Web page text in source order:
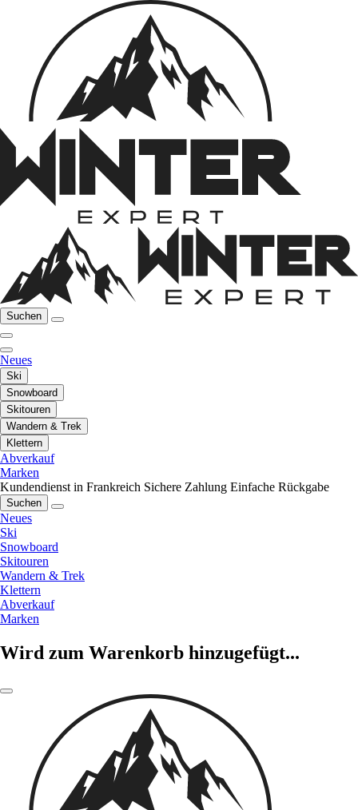
Suchen
Neues
Ski
Snowboard
Skitouren
Wandern & Trek
Klettern
Abverkauf
Marken
Kundendienst in Frankreich Sichere Zahlung Einfache Rückgabe
Suchen
Neues
Ski
Snowboard
Skitouren
Wandern & Trek
Klettern
Abverkauf
Marken
Wird zum Warenkorb hinzugefügt...